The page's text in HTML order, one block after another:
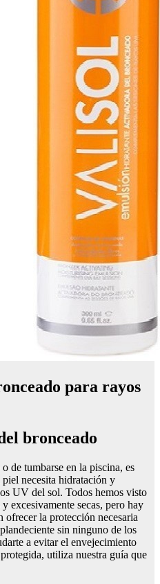
para rayos
bronceado
de tumbarse en la piscina, es
necesita hidratación y
UV del sol. Todos hemos visto
excesivamente secas, pero hay
ofrecer la protección necesaria
sin ninguno de los
a evitar el envejecimiento
utiliza nuestra guía que